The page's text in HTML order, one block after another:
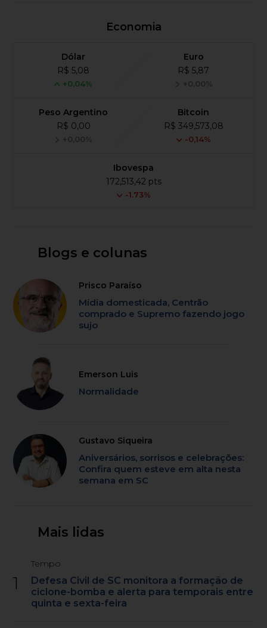
Economia
Dólar
R$ 5,08
+0,04%
Euro
R$ 5,87
+0,00%
Peso Argentino
R$ 0,00
+0,00%
Bitcoin
R$ 349,573,08
-0,14%
Ibovespa
172,513,42 pts
-1.73%
Blogs e colunas
Prisco Paraíso
Mídia domesticada, Centrão
comprado e Supremo fazendo jogo
sujo
Emerson Luis
Normalidade
Gustavo Siqueira
Aniversários, sorrisos e celebrações:
Confira quem esteve em alta nesta
semana em SC
Mais lidas
1
Tempo
Defesa Civil de SC monitora a formação de
ciclone-bomba e alerta para temporais entre
quinta e sexta-feira